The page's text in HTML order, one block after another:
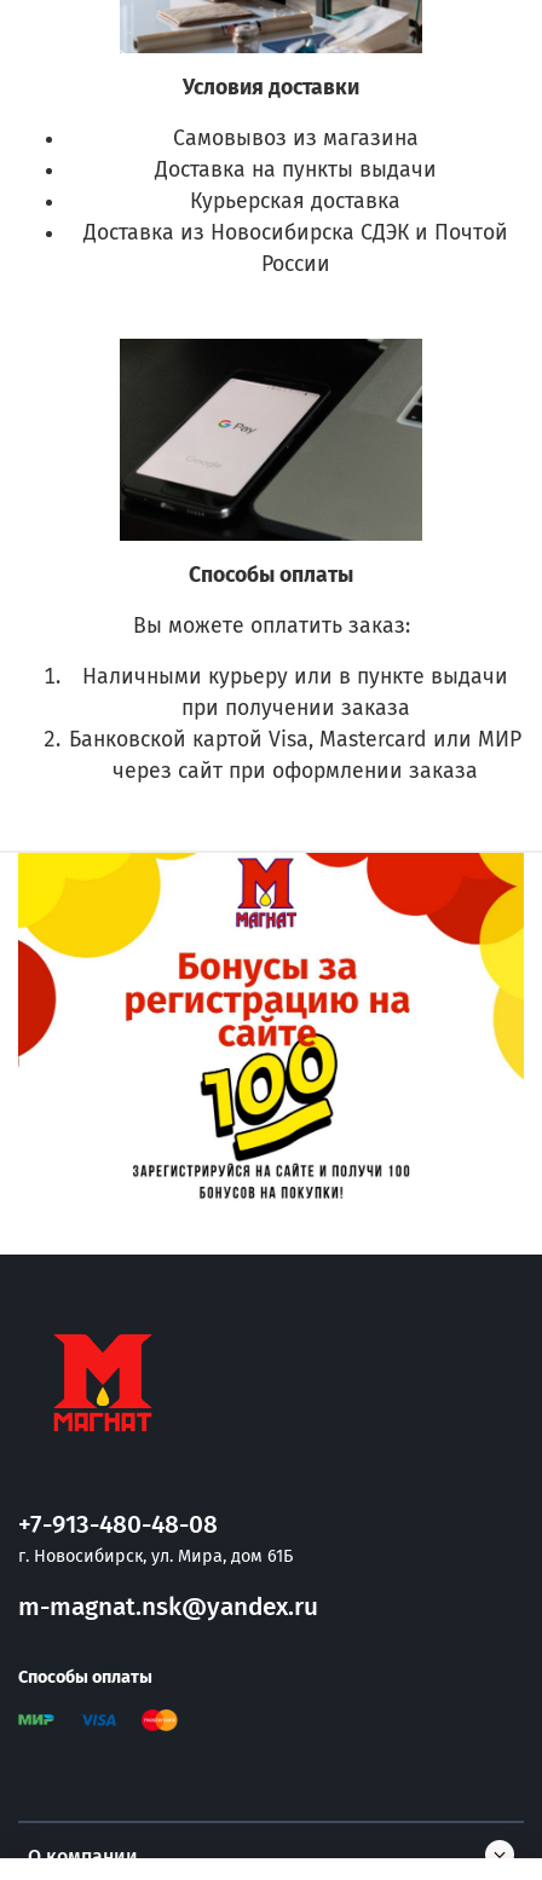
Условия доставки
Самовывоз из магазина
Доставка на пункты выдачи
Курьерская доставка
Доставка из Новосибирска СДЭК и Почтой
России
Способы оплаты
Вы можете оплатить заказ:
Наличными курьеру или в пункте выдачи
при получении заказа
Банковской картой Visa, Mastercard или МИР
через сайт при оформлении заказа
О компании
+7-913-480-48-08
г. Новосибирск, ул. Мира, дом 61Б
m-magnat.nsk@yandex.ru
Способы оплаты